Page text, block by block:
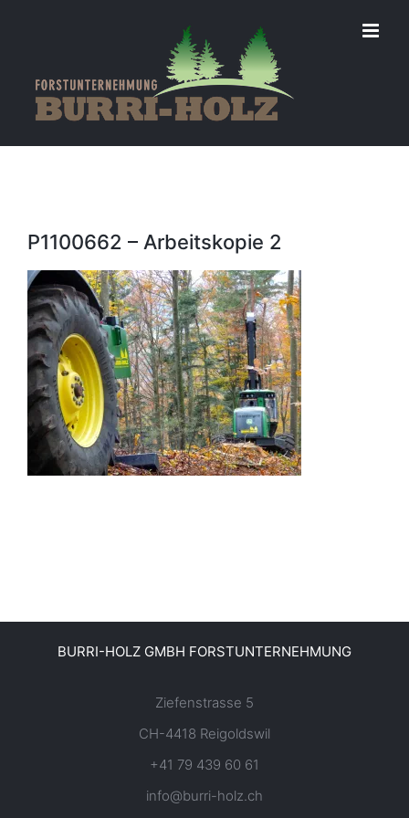
springen
P1100662 – Arbeitskopie 2
BURRI-HOLZ GMBH FORSTUNTERNEHMUNG
Ziefenstrasse 5
CH-4418 Reigoldswil
+41 79 439 60 61
info@burri-holz.ch